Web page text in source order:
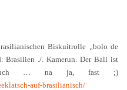
Biskuitrolle „bolo de
Brasilien ./. Kamerun. Der Ball ist
auch … na ja, fast ;)
auf-brasilianisch/